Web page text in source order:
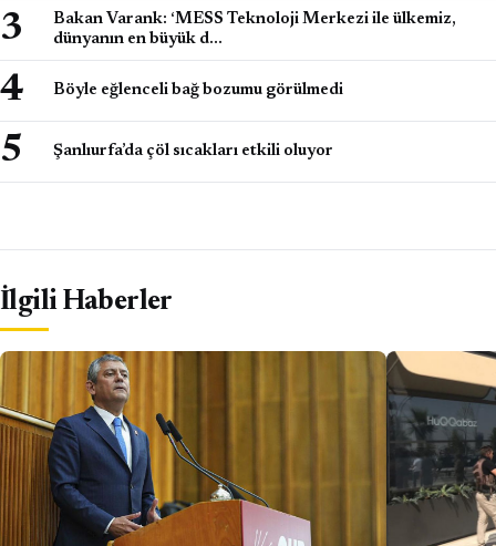
Bakan Varank: ‘MESS Teknoloji Merkezi ile ülkemiz,
dünyanın en büyük d…
Böyle eğlenceli bağ bozumu görülmedi
Şanlıurfa’da çöl sıcakları etkili oluyor
İlgili Haberler